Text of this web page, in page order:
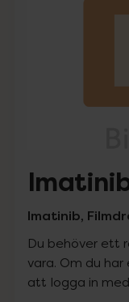
Imatinib,
Du behöver ett
vara. Om du
att logga in